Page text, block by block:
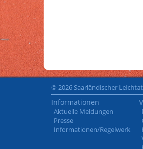
© 2026 Saarländischer
Informationen
Aktuelle Meldungen
Presse
Informationen/Regelwerk